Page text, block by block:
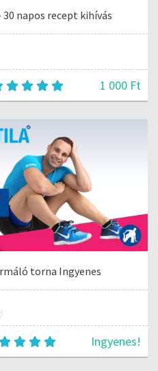
30 napos recept kihívás
1 000 Ft
torna Ingyenes
Ingyenes!